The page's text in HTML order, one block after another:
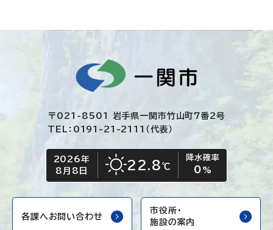
〒021-8501 岩手県一関市竹山町7番2号
TEL：0191-21-2111（代表）
今日の日付
2026年
8月8日
今日の天気
晴れ 22.8 ℃
降水確率
0 %
各課へお問い合わせ
市役所・
施設の案内